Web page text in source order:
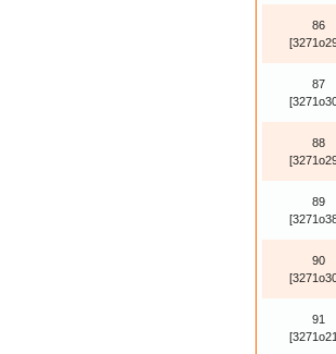
86
87
88
89
90
91